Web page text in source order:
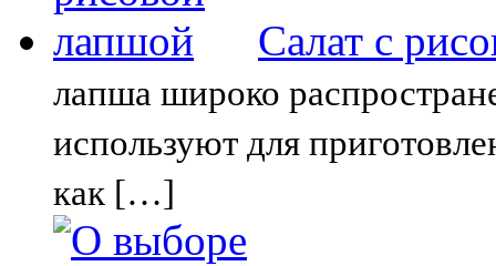
Салат с
лапша широко
используют для
как […]